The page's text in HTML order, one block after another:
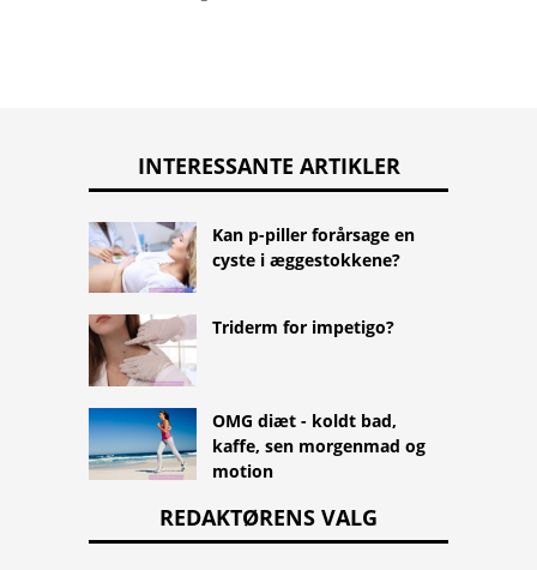
INTERESSANTE ARTIKLER
Kan p-piller forårsage en
cyste i æggestokkene?
Triderm for impetigo?
OMG diæt - koldt bad,
kaffe, sen morgenmad og
motion
REDAKTØRENS VALG